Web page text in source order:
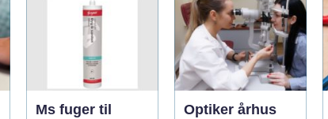
Ms fuger til
Optiker århus